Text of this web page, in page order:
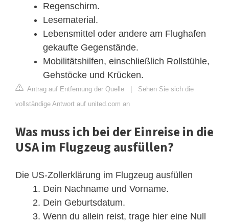
Regenschirm.
Lesematerial.
Lebensmittel oder andere am Flughafen
gekaufte Gegenstände.
Mobilitätshilfen, einschließlich Rollstühle,
Gehstöcke und Krücken.
Antrag auf Entfernung der Quelle | Sehen Sie sich die
vollständige Antwort auf united.com an
Was muss ich bei der Einreise in die
USA im Flugzeug ausfüllen?
Die US-Zollerklärung im Flugzeug ausfüllen
Dein Nachname und Vorname.
Dein Geburtsdatum.
Wenn du allein reist, trage hier eine Null